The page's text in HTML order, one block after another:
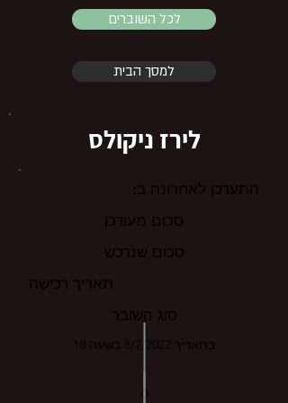
לכל השוברים
למסך הבית
לירז ניקולס
התעדכן לאחרונה ב:
סכום מעודכן
סכום שנרכש
תאריך רכישה
סוג השובר
בתאריך 8/2/2022 בשעה 18
0